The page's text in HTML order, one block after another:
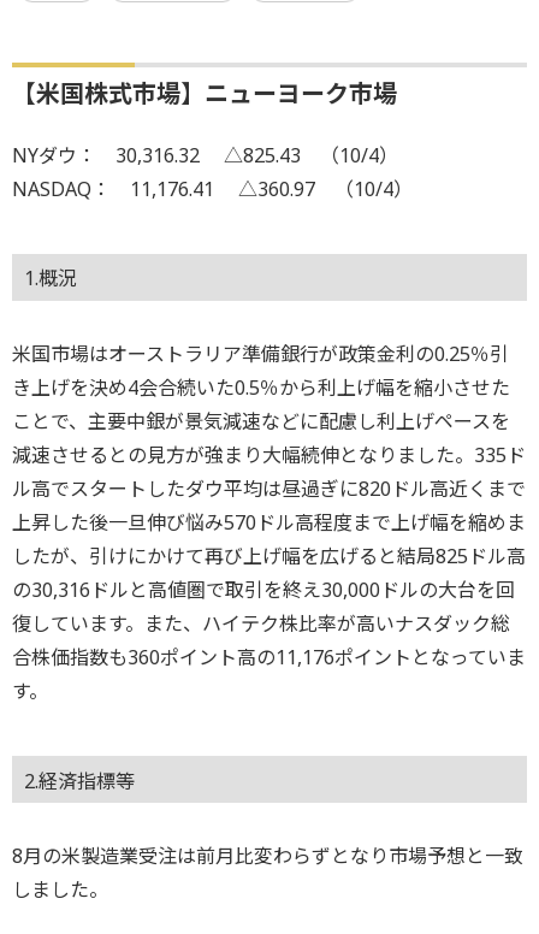
【米国株式市場】ニューヨーク市場
NYダウ： 30,316.32 △825.43 （10/4）
NASDAQ： 11,176.41 △360.97 （10/4）
1.概況
米国市場はオーストラリア準備銀行が政策金利の0.25％引
き上げを決め4会合続いた0.5％から利上げ幅を縮小させた
ことで、主要中銀が景気減速などに配慮し利上げペースを
減速させるとの見方が強まり大幅続伸となりました。335ド
ル高でスタートしたダウ平均は昼過ぎに820ドル高近くまで
上昇した後一旦伸び悩み570ドル高程度まで上げ幅を縮めま
したが、引けにかけて再び上げ幅を広げると結局825ドル高
の30,316ドルと高値圏で取引を終え30,000ドルの大台を回
復しています。また、ハイテク株比率が高いナスダック総
合株価指数も360ポイント高の11,176ポイントとなっていま
す。
2.経済指標等
8月の米製造業受注は前月比変わらずとなり市場予想と一致
しました。